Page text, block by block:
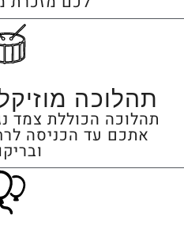
תהלוכה
תהלוכה הכוללת צמד
אתכם עד הכניסה